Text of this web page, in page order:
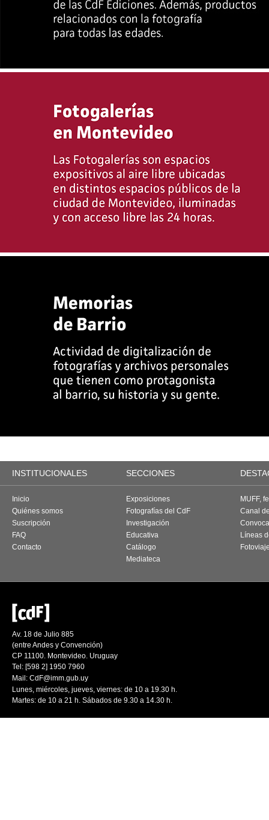
INSTITUCIONALES SECCIONES
Inicio
Quiénes somos
Suscripción
FAQ
Contacto
Exposiciones
Fotografías del CdF
Investigación
Educativa
Catálogo
Mediateca
MUFF,
Canal
Líneas
Av. 18 de Julio 885
(entre Andes y Convención)
CP 11100. Montevideo. Uruguay
Tel: [598 2] 1950 7960
Mail: CdF@imm.gub.uy
Lunes, miércoles, jueves, viernes: de 10 a 19.30 h.
Martes: de 10 a 21 h. Sábados de 9.30 a 14.30 h.